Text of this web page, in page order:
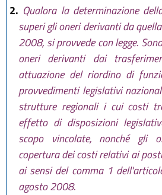
2. Qualora la determinazione
superi gli oneri derivanti da
2008, si provvede con legge.
oneri derivanti dai
attuazione del riordino di
provvedimenti legislativi
strutture regionali i cui costi
effetto di disposizioni
scopo vincolate, nonché gli
copertura dei costi relativi ai
ai sensi del comma 1
agosto 2008.